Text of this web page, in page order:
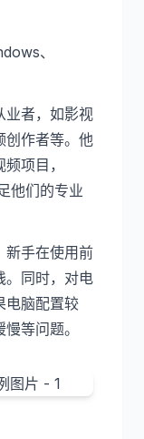
、
业者，如影视
创作者等。他
项目，
他们的专业
新手在使用前
。同时，对电
电脑配置较
等问题。